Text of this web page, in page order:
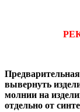
вывернуть
молнии на
отдельно от